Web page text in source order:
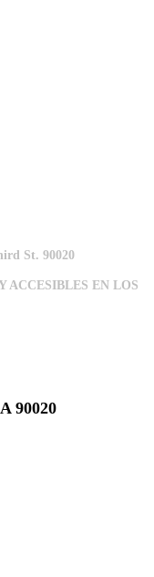
St. 90020
ACCESIBLES EN LOS
90020